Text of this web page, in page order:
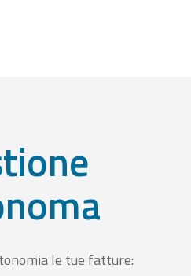
le tue fatture: